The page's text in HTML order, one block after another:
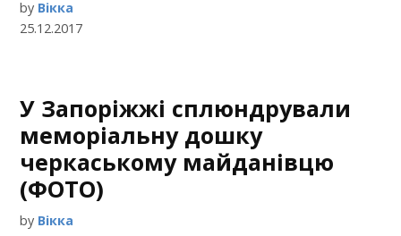
by Вікка
25.12.2017
У Запоріжжі сплюндрували
меморіальну дошку
черкаському майданівцю
(ФОТО)
by Вікка